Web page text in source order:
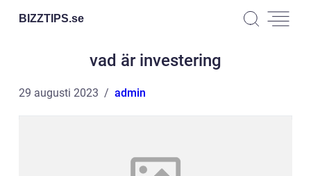
BIZZTIPS.se
vad är investering
29 augusti 2023 admin